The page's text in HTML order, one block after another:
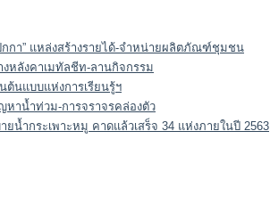
กกา” แหล่งสร้างรายได้-จำหน่ายผลิตภัณฑ์ชุมชน
หลังคาเมทัลชีท-ลานกิจกรรม
นแบบแห่งการเรียนรู้ฯ
หาน้ำท่วม-การจราจรคล่องตัว
ยน้ำกระเพาะหมู คาดแล้วเสร็จ 34 แห่งภายในปี 2563